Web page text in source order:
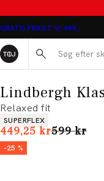
GRATIS FRAGT V/ 499,-
Søg her...
Lindbergh
Relaxed fit
Produkt egenskaber
SUPERFLEX
449,25 krI alt
599 kr
-25 %